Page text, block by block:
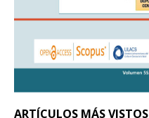
ARTÍCULOS MÁS VISTOS